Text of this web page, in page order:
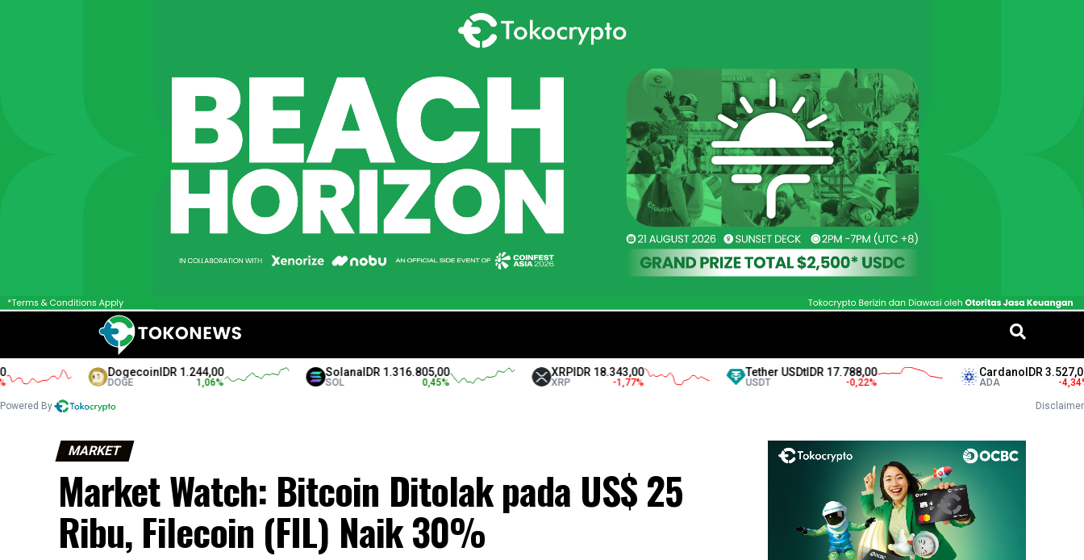
DogecoinIDR 1.244,00
DOGE
SolanaIDR 1.316.805,00 XRP IDR 18.343,00
-1,77
Tether USDtIDR 17.788,00
USDT
CardanoIDR 3.527,00
Powered By Disclaimer
MARKET
Market Watch: Bitcoin Ditolak pada US$ 25
Ribu, Filecoin (FIL) Naik 30%